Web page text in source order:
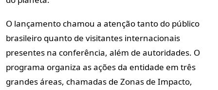
O lançamento chamou a atenção tanto do público
brasileiro quanto de visitantes internacionais
presentes na conferência, além de autoridades. O
programa organiza as ações da entidade em três
grandes áreas, chamadas de Zonas de Impacto,